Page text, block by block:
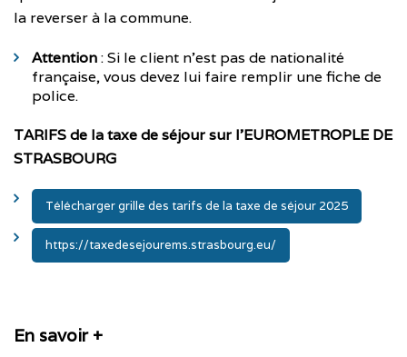
la reverser à la commune.
Attention: Si le client n’est pas de nationalité
française, vous devez lui faire remplir une fiche de
police.
TARIFS de la taxe de séjour sur l’EUROMETROPLE DE
STRASBOURG
Télécharger grille des tarifs de la taxe de séjour 2025
https://taxedesejourems.strasbourg.eu/
En savoir +